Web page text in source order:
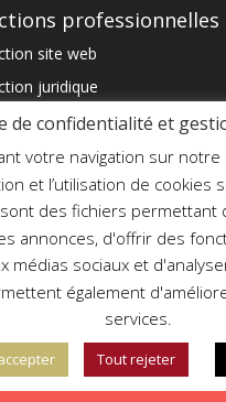
professionnelles
site web
juridique
technique
spécialisée
financière
commerciale
document officiel
assermentée urgente
de confidentialité et
votre navigation sur notre
et l’utilisation de cookies
des fichiers permettant
annonces, d'offrir des
médias sociaux et
également
services.
Tout rejeter